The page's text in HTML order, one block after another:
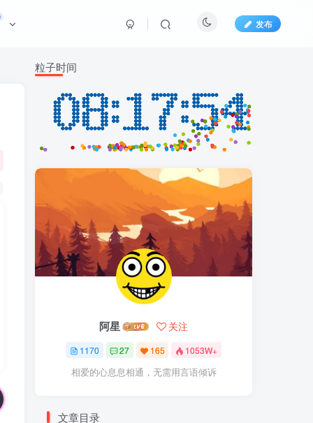
发布
粒子时间
阿星 关注
1170 27 165 1053W+
相爱的心息息相通，无需用言语倾诉
文章目录